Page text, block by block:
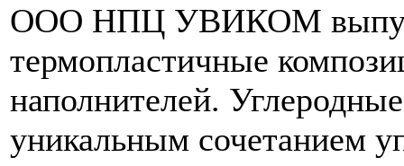
ООО НПЦ УВИКОМ
термопластичные
наполнителей.
уникальным сочетанием